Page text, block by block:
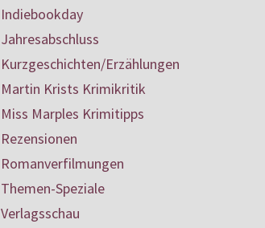
Indiebookday
Jahresabschluss
Kurzgeschichten/Erzählungen
Martin Krists Krimikritik
Miss Marples Krimitipps
Rezensionen
Romanverfilmungen
Themen-Speziale
Verlagsschau